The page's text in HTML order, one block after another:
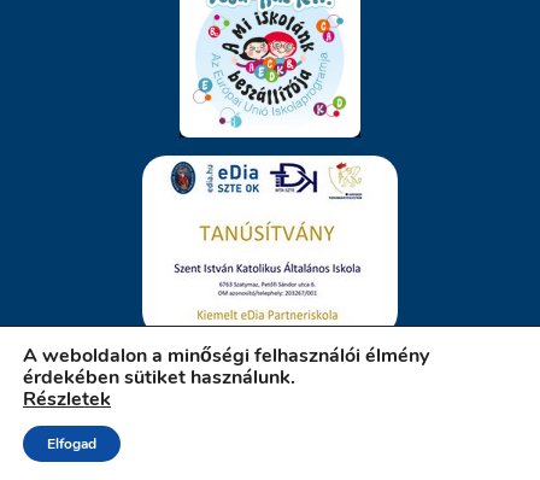
A weboldalon a minőségi felhasználói élmény
érdekében sütiket használunk.
Részletek
Elfogad